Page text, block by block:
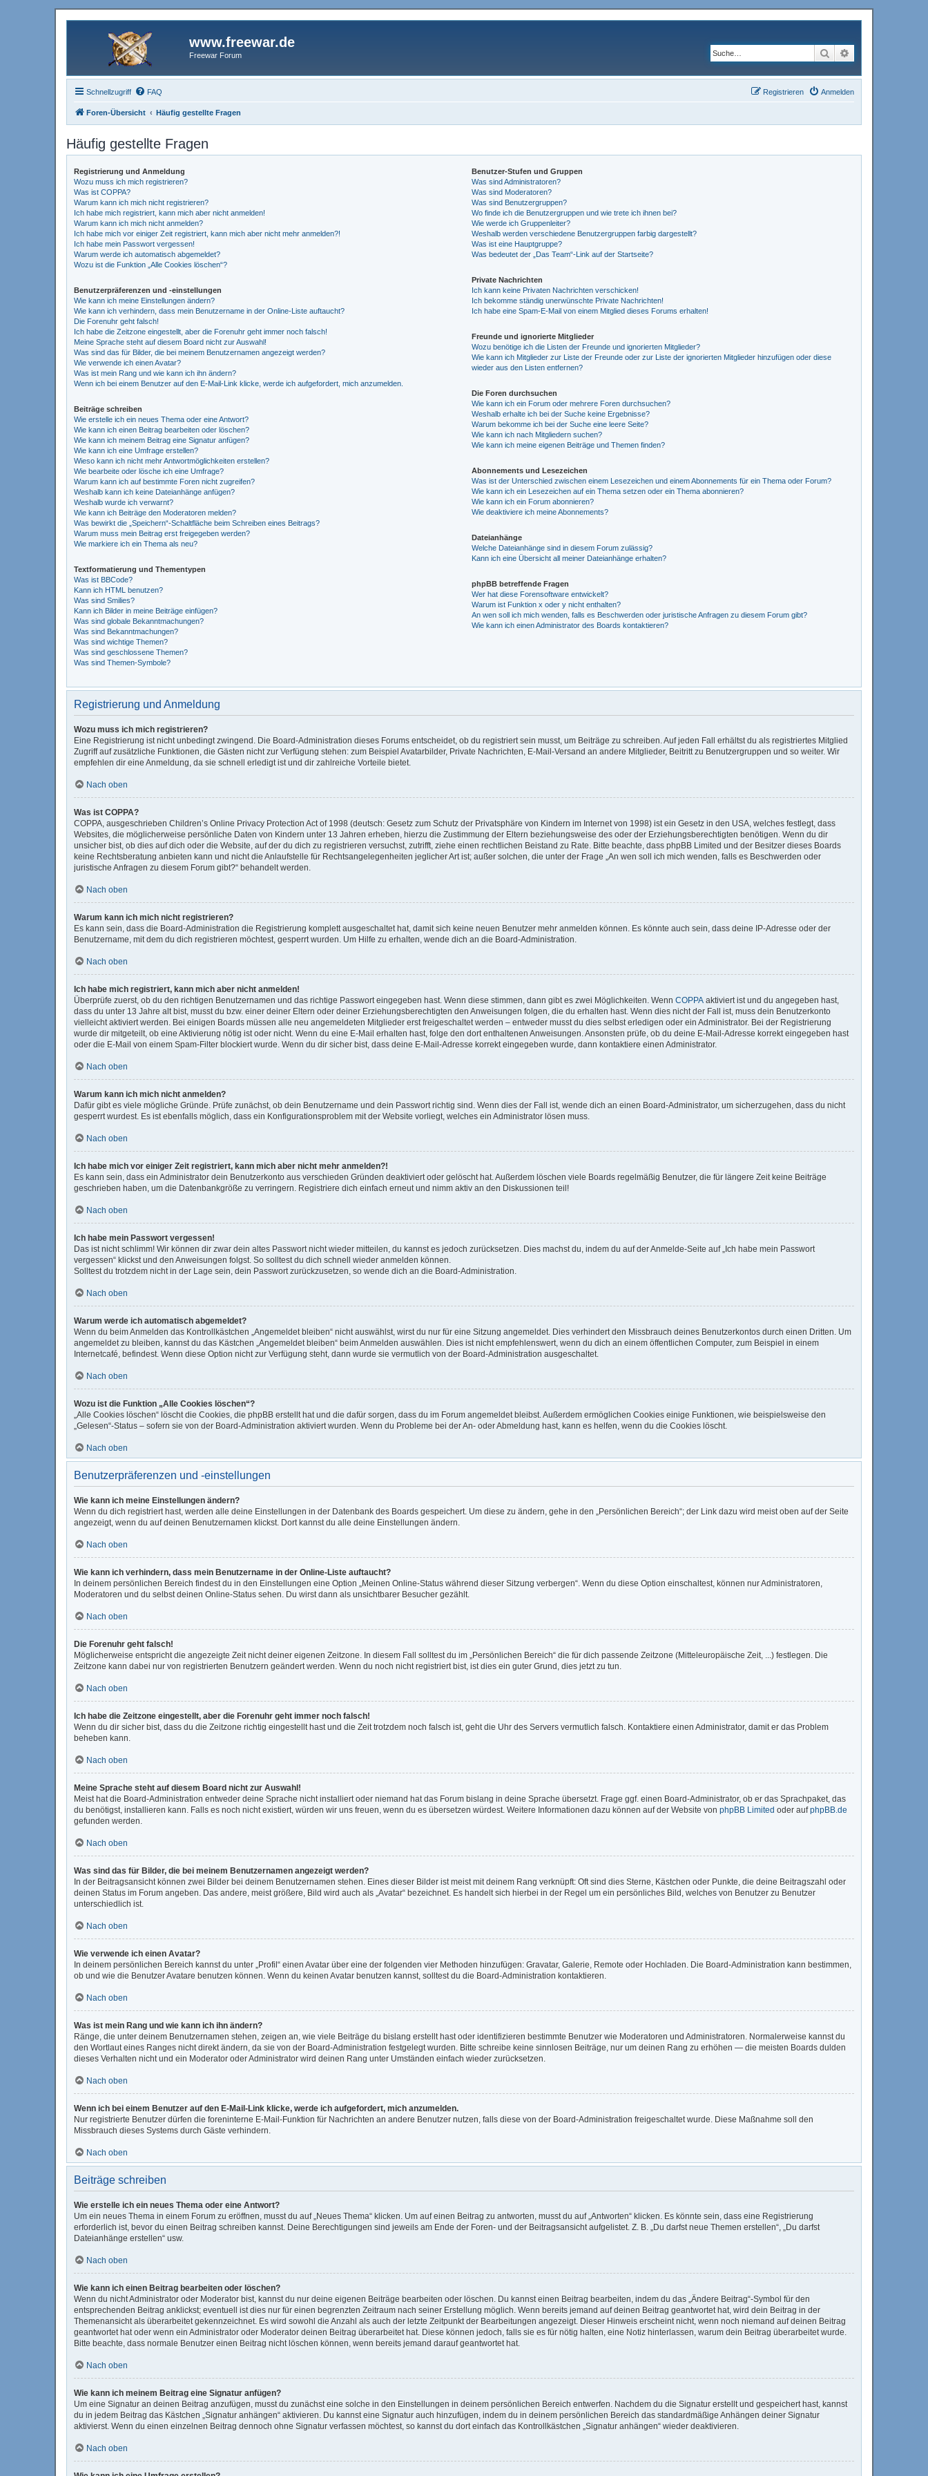
www.freewar.de
Freewar Forum Suche
Schnellzugriff FAQ Anmelden
Registrieren
Foren-Übersicht Häufig gestellte Fragen
Häufig gestellte Fragen
Registrierung und Anmeldung
Wozu muss ich mich registrieren?
Was ist COPPA?
Warum kann ich mich nicht registrieren?
Ich habe mich registriert, kann mich aber nicht anmelden!
Warum kann ich mich nicht anmelden?
Ich habe mich vor einiger Zeit registriert, kann mich aber nicht mehr anmelden?!
Ich habe mein Passwort vergessen!
Warum werde ich automatisch abgemeldet?
Wozu ist die Funktion „Alle Cookies löschen“?
Benutzerpräferenzen und -einstellungen
Wie kann ich meine Einstellungen ändern?
Wie kann ich verhindern, dass mein Benutzername in der Online-Liste auftaucht?
Die Forenuhr geht falsch!
Ich habe die Zeitzone eingestellt, aber die Forenuhr geht immer noch falsch!
Meine Sprache steht auf diesem Board nicht zur Auswahl!
Was sind das für Bilder, die bei meinem Benutzernamen angezeigt werden?
Wie verwende ich einen Avatar?
Was ist mein Rang und wie kann ich ihn ändern?
Wenn ich bei einem Benutzer auf den E-Mail-Link klicke, werde ich aufgefordert, mich anzumelden.
Beiträge schreiben
Wie erstelle ich ein neues Thema oder eine Antwort?
Wie kann ich einen Beitrag bearbeiten oder löschen?
Wie kann ich meinem Beitrag eine Signatur anfügen?
Wie kann ich eine Umfrage erstellen?
Wieso kann ich nicht mehr Antwortmöglichkeiten erstellen?
Wie bearbeite oder lösche ich eine Umfrage?
Warum kann ich auf bestimmte Foren nicht zugreifen?
Weshalb kann ich keine Dateianhänge anfügen?
Weshalb wurde ich verwarnt?
Wie kann ich Beiträge den Moderatoren melden?
Was bewirkt die „Speichern“-Schaltfläche beim Schreiben eines Beitrags?
Warum muss mein Beitrag erst freigegeben werden?
Wie markiere ich ein Thema als neu?
Textformatierung und Thementypen
Was ist BBCode?
Kann ich HTML benutzen?
Was sind Smilies?
Kann ich Bilder in meine Beiträge einfügen?
Was sind globale Bekanntmachungen?
Was sind Bekanntmachungen?
Was sind wichtige Themen?
Was sind geschlossene Themen?
Was sind Themen-Symbole?
Benutzer-Stufen und Gruppen
Was sind Administratoren?
Was sind Moderatoren?
Was sind Benutzergruppen?
Wo finde ich die Benutzergruppen und wie trete ich ihnen bei?
Wie werde ich Gruppenleiter?
Weshalb werden verschiedene Benutzergruppen farbig dargestellt?
Was ist eine Hauptgruppe?
Was bedeutet der „Das Team“-Link auf der Startseite?
Private Nachrichten
Ich kann keine Privaten Nachrichten verschicken!
Ich bekomme ständig unerwünschte Private Nachrichten!
Ich habe eine Spam-E-Mail von einem Mitglied dieses Forums erhalten!
Freunde und ignorierte Mitglieder
Wozu benötige ich die Listen der Freunde und ignorierten Mitglieder?
Wie kann ich Mitglieder zur Liste der Freunde oder zur Liste der ignorierten Mitglieder hinzufügen oder diese
wieder aus den Listen entfernen?
Die Foren durchsuchen
Wie kann ich ein Forum oder mehrere Foren durchsuchen?
Weshalb erhalte ich bei der Suche keine Ergebnisse?
Warum bekomme ich bei der Suche eine leere Seite?
Wie kann ich nach Mitgliedern suchen?
Wie kann ich meine eigenen Beiträge und Themen finden?
Abonnements und Lesezeichen
Was ist der Unterschied zwischen einem Lesezeichen und einem Abonnements für ein Thema oder Forum?
Wie kann ich ein Lesezeichen auf ein Thema setzen oder ein Thema abonnieren?
Wie kann ich ein Forum abonnieren?
Wie deaktiviere ich meine Abonnements?
Dateianhänge
Welche Dateianhänge sind in diesem Forum zulässig?
Kann ich eine Übersicht all meiner Dateianhänge erhalten?
phpBB betreffende Fragen
Wer hat diese Forensoftware entwickelt?
Warum ist Funktion x oder y nicht enthalten?
An wen soll ich mich wenden, falls es Beschwerden oder juristische Anfragen zu diesem Forum gibt?
Wie kann ich einen Administrator des Boards kontaktieren?
Registrierung und Anmeldung
Wozu muss ich mich registrieren?
Eine Registrierung ist nicht unbedingt zwingend. Die Board-Administration dieses Forums entscheidet, ob du registriert sein musst, um Beiträge zu schreiben. Auf jeden Fall erhältst du als registriertes Mitglied
Zugriff auf zusätzliche Funktionen, die Gästen nicht zur Verfügung stehen: zum Beispiel Avatarbilder, Private Nachrichten, E-Mail-Versand an andere Mitglieder, Beitritt zu Benutzergruppen und so weiter. Wir
empfehlen dir eine Anmeldung, da sie schnell erledigt ist und dir zahlreiche Vorteile bietet.
Nach oben
Was ist COPPA?
COPPA, ausgeschrieben Children’s Online Privacy Protection Act of 1998 (deutsch: Gesetz zum Schutz der Privatsphäre von Kindern im Internet von 1998) ist ein Gesetz in den USA, welches festlegt, dass
Websites, die möglicherweise persönliche Daten von Kindern unter 13 Jahren erheben, hierzu die Zustimmung der Eltern beziehungsweise des oder der Erziehungsberechtigten benötigen. Wenn du dir
unsicher bist, ob dies auf dich oder die Website, auf der du dich zu registrieren versuchst, zutrifft, ziehe einen rechtlichen Beistand zu Rate. Bitte beachte, dass phpBB Limited und der Besitzer dieses Boards
keine Rechtsberatung anbieten kann und nicht die Anlaufstelle für Rechtsangelegenheiten jeglicher Art ist; außer solchen, die unter der Frage „An wen soll ich mich wenden, falls es Beschwerden oder
juristische Anfragen zu diesem Forum gibt?“ behandelt werden.
Nach oben
Warum kann ich mich nicht registrieren?
Es kann sein, dass die Board-Administration die Registrierung komplett ausgeschaltet hat, damit sich keine neuen Benutzer mehr anmelden können. Es könnte auch sein, dass deine IP-Adresse oder der
Benutzername, mit dem du dich registrieren möchtest, gesperrt wurden. Um Hilfe zu erhalten, wende dich an die Board-Administration.
Nach oben
Ich habe mich registriert, kann mich aber nicht anmelden!
Überprüfe zuerst, ob du den richtigen Benutzernamen und das richtige Passwort eingegeben hast. Wenn diese stimmen, dann gibt es zwei Möglichkeiten. Wenn COPPA aktiviert ist und du angegeben hast,
dass du unter 13 Jahre alt bist, musst du bzw. einer deiner Eltern oder deiner Erziehungsberechtigten den Anweisungen folgen, die du erhalten hast. Wenn dies nicht der Fall ist, muss dein Benutzerkonto
vielleicht aktiviert werden. Bei einigen Boards müssen alle neu angemeldeten Mitglieder erst freigeschaltet werden – entweder musst du dies selbst erledigen oder ein Administrator. Bei der Registrierung
wurde dir mitgeteilt, ob eine Aktivierung nötig ist oder nicht. Wenn du eine E-Mail erhalten hast, folge den dort enthaltenen Anweisungen. Ansonsten prüfe, ob du deine E-Mail-Adresse korrekt eingegeben hast
oder die E-Mail von einem Spam-Filter blockiert wurde. Wenn du dir sicher bist, dass deine E-Mail-Adresse korrekt eingegeben wurde, dann kontaktiere einen Administrator.
Nach oben
Warum kann ich mich nicht anmelden?
Dafür gibt es viele mögliche Gründe. Prüfe zunächst, ob dein Benutzername und dein Passwort richtig sind. Wenn dies der Fall ist, wende dich an einen Board-Administrator, um sicherzugehen, dass du nicht
gesperrt wurdest. Es ist ebenfalls möglich, dass ein Konfigurationsproblem mit der Website vorliegt, welches ein Administrator lösen muss.
Nach oben
Ich habe mich vor einiger Zeit registriert, kann mich aber nicht mehr anmelden?!
Es kann sein, dass ein Administrator dein Benutzerkonto aus verschieden Gründen deaktiviert oder gelöscht hat. Außerdem löschen viele Boards regelmäßig Benutzer, die für längere Zeit keine Beiträge
geschrieben haben, um die Datenbankgröße zu verringern. Registriere dich einfach erneut und nimm aktiv an den Diskussionen teil!
Nach oben
Ich habe mein Passwort vergessen!
Das ist nicht schlimm! Wir können dir zwar dein altes Passwort nicht wieder mitteilen, du kannst es jedoch zurücksetzen. Dies machst du, indem du auf der Anmelde-Seite auf „Ich habe mein Passwort
vergessen“ klickst und den Anweisungen folgst. So solltest du dich schnell wieder anmelden können.
Solltest du trotzdem nicht in der Lage sein, dein Passwort zurückzusetzen, so wende dich an die Board-Administration.
Nach oben
Warum werde ich automatisch abgemeldet?
Wenn du beim Anmelden das Kontrollkästchen „Angemeldet bleiben“ nicht auswählst, wirst du nur für eine Sitzung angemeldet. Dies verhindert den Missbrauch deines Benutzerkontos durch einen Dritten. Um
angemeldet zu bleiben, kannst du das Kästchen „Angemeldet bleiben“ beim Anmelden auswählen. Dies ist nicht empfehlenswert, wenn du dich an einem öffentlichen Computer, zum Beispiel in einem
Internetcafé, befindest. Wenn diese Option nicht zur Verfügung steht, dann wurde sie vermutlich von der Board-Administration ausgeschaltet.
Nach oben
Wozu ist die Funktion „Alle Cookies löschen“?
„Alle Cookies löschen“ löscht die Cookies, die phpBB erstellt hat und die dafür sorgen, dass du im Forum angemeldet bleibst. Außerdem ermöglichen Cookies einige Funktionen, wie beispielsweise den
„Gelesen“-Status – sofern sie von der Board-Administration aktiviert wurden. Wenn du Probleme bei der An- oder Abmeldung hast, kann es helfen, wenn du die Cookies löscht.
Nach oben
Benutzerpräferenzen und -einstellungen
Wie kann ich meine Einstellungen ändern?
Wenn du dich registriert hast, werden alle deine Einstellungen in der Datenbank des Boards gespeichert. Um diese zu ändern, gehe in den „Persönlichen Bereich“; der Link dazu wird meist oben auf der Seite
angezeigt, wenn du auf deinen Benutzernamen klickst. Dort kannst du alle deine Einstellungen ändern.
Nach oben
Wie kann ich verhindern, dass mein Benutzername in der Online-Liste auftaucht?
In deinem persönlichen Bereich findest du in den Einstellungen eine Option „Meinen Online-Status während dieser Sitzung verbergen“. Wenn du diese Option einschaltest, können nur Administratoren,
Moderatoren und du selbst deinen Online-Status sehen. Du wirst dann als unsichtbarer Besucher gezählt.
Nach oben
Die Forenuhr geht falsch!
Möglicherweise entspricht die angezeigte Zeit nicht deiner eigenen Zeitzone. In diesem Fall solltest du im „Persönlichen Bereich“ die für dich passende Zeitzone (Mitteleuropäische Zeit, ...) festlegen. Die
Zeitzone kann dabei nur von registrierten Benutzern geändert werden. Wenn du noch nicht registriert bist, ist dies ein guter Grund, dies jetzt zu tun.
Nach oben
Ich habe die Zeitzone eingestellt, aber die Forenuhr geht immer noch falsch!
Wenn du dir sicher bist, dass du die Zeitzone richtig eingestellt hast und die Zeit trotzdem noch falsch ist, geht die Uhr des Servers vermutlich falsch. Kontaktiere einen Administrator, damit er das Problem
beheben kann.
Nach oben
Meine Sprache steht auf diesem Board nicht zur Auswahl!
Meist hat die Board-Administration entweder deine Sprache nicht installiert oder niemand hat das Forum bislang in deine Sprache übersetzt. Frage ggf. einen Board-Administrator, ob er das Sprachpaket, das
du benötigst, installieren kann. Falls es noch nicht existiert, würden wir uns freuen, wenn du es übersetzen würdest. Weitere Informationen dazu können auf der Website von phpBB Limited oder aufphpBB.de
gefunden werden.
Nach oben
Was sind das für Bilder, die bei meinem Benutzernamen angezeigt werden?
In der Beitragsansicht können zwei Bilder bei deinem Benutzernamen stehen. Eines dieser Bilder ist meist mit deinem Rang verknüpft: Oft sind dies Sterne, Kästchen oder Punkte, die deine Beitragszahl oder
deinen Status im Forum angeben. Das andere, meist größere, Bild wird auch als „Avatar“ bezeichnet. Es handelt sich hierbei in der Regel um ein persönliches Bild, welches von Benutzer zu Benutzer
unterschiedlich ist.
Nach oben
Wie verwende ich einen Avatar?
In deinem persönlichen Bereich kannst du unter „Profil“ einen Avatar über eine der folgenden vier Methoden hinzufügen: Gravatar, Galerie, Remote oder Hochladen. Die Board-Administration kann bestimmen,
ob und wie die Benutzer Avatare benutzen können. Wenn du keinen Avatar benutzen kannst, solltest du die Board-Administration kontaktieren.
Nach oben
Was ist mein Rang und wie kann ich ihn ändern?
Ränge, die unter deinem Benutzernamen stehen, zeigen an, wie viele Beiträge du bislang erstellt hast oder identifizieren bestimmte Benutzer wie Moderatoren und Administratoren. Normalerweise kannst du
den Wortlaut eines Ranges nicht direkt ändern, da sie von der Board-Administration festgelegt wurden. Bitte schreibe keine sinnlosen Beiträge, nur um deinen Rang zu erhöhen — die meisten Boards dulden
dieses Verhalten nicht und ein Moderator oder Administrator wird deinen Rang unter Umständen einfach wieder zurücksetzen.
Nach oben
Wenn ich bei einem Benutzer auf den E-Mail-Link klicke, werde ich aufgefordert, mich anzumelden.
Nur registrierte Benutzer dürfen die foreninterne E-Mail-Funktion für Nachrichten an andere Benutzer nutzen, falls diese von der Board-Administration freigeschaltet wurde. Diese Maßnahme soll den
Missbrauch dieses Systems durch Gäste verhindern.
Nach oben
Beiträge schreiben
Wie erstelle ich ein neues Thema oder eine Antwort?
Um ein neues Thema in einem Forum zu eröffnen, musst du auf „Neues Thema“ klicken. Um auf einen Beitrag zu antworten, musst du auf „Antworten“ klicken. Es könnte sein, dass eine Registrierung
erforderlich ist, bevor du einen Beitrag schreiben kannst. Deine Berechtigungen sind jeweils am Ende der Foren- und der Beitragsansicht aufgelistet. Z. B. „Du darfst neue Themen erstellen“, „Du darfst
Dateianhänge erstellen“ usw.
Nach oben
Wie kann ich einen Beitrag bearbeiten oder löschen?
Wenn du nicht Administrator oder Moderator bist, kannst du nur deine eigenen Beiträge bearbeiten oder löschen. Du kannst einen Beitrag bearbeiten, indem du das „Ändere Beitrag“-Symbol für den
entsprechenden Beitrag anklickst; eventuell ist dies nur für einen begrenzten Zeitraum nach seiner Erstellung möglich. Wenn bereits jemand auf deinen Beitrag geantwortet hat, wird dein Beitrag in der
Themenansicht als überarbeitet gekennzeichnet. Es wird sowohl die Anzahl als auch der letzte Zeitpunkt der Bearbeitungen angezeigt. Dieser Hinweis erscheint nicht, wenn noch niemand auf deinen Beitrag
geantwortet hat oder wenn ein Administrator oder Moderator deinen Beitrag überarbeitet hat. Diese können jedoch, falls sie es für nötig halten, eine Notiz hinterlassen, warum dein Beitrag überarbeitet wurde.
Bitte beachte, dass normale Benutzer einen Beitrag nicht löschen können, wenn bereits jemand darauf geantwortet hat.
Nach oben
Wie kann ich meinem Beitrag eine Signatur anfügen?
Um eine Signatur an deinen Beitrag anzufügen, musst du zunächst eine solche in den Einstellungen in deinem persönlichen Bereich entwerfen. Nachdem du die Signatur erstellt und gespeichert hast, kannst
du in jedem Beitrag das Kästchen „Signatur anhängen“ aktivieren. Du kannst eine Signatur auch hinzufügen, indem du in deinem persönlichen Bereich das standardmäßige Anhängen deiner Signatur
aktivierst. Wenn du einen einzelnen Beitrag dennoch ohne Signatur verfassen möchtest, so kannst du dort einfach das Kontrollkästchen „Signatur anhängen“ wieder deaktivieren.
Nach oben